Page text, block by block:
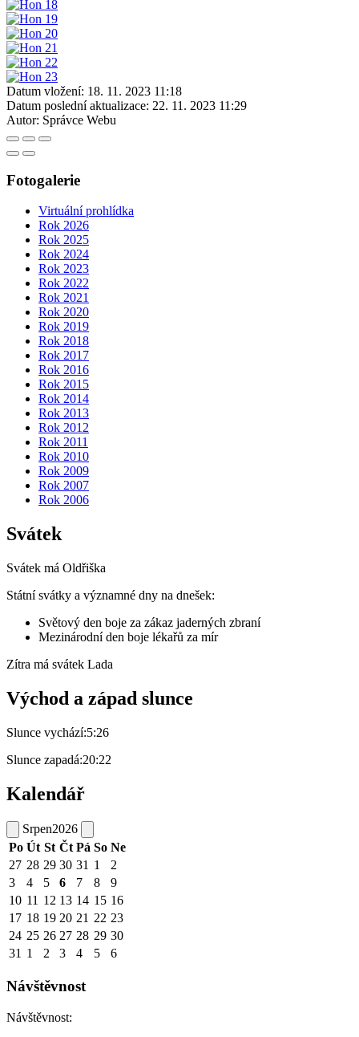
Datum vložení: 18. 11. 2023 11:18
Datum poslední aktualizace: 22. 11. 2023 11:29
Autor: Správce Webu
Fotogalerie
Virtuální prohlídka
Rok 2026
Rok 2025
Rok 2024
Rok 2023
Rok 2022
Rok 2021
Rok 2020
Rok 2019
Rok 2018
Rok 2017
Rok 2016
Rok 2015
Rok 2014
Rok 2013
Rok 2012
Rok 2011
Rok 2010
Rok 2009
Rok 2007
Rok 2006
Svátek
Svátek má Oldřiška
Státní svátky a významné dny na dnešek:
Světový den boje za zákaz jaderných zbraní
Mezinárodní den boje lékařů za mír
Zítra má svátek Lada
Východ a západ slunce
Slunce vychází:5:26
Slunce zapadá:20:22
Kalendář
Srpen2026
Po Út St Čt Pá So Ne
27 28 29 30 31 1
2
3
4 5 6 7 8
9
10 11 12 13 14 15 16
17 18 19 20 21 22 23
24 25 26 27 28 29 30
31 1 2 3 4 5 6
Návštěvnost
Návštěvnost: